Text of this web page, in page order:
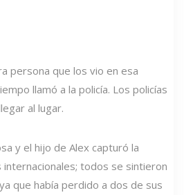
persona que los vio en esa
llamó a la policía. Los policías
al lugar.
y el hijo de Alex capturó la
todos se sintieron
que había perdido a dos de sus